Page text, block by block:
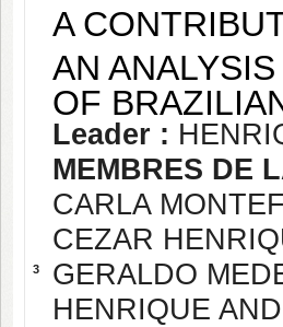
3
A
AN
OF
Leader :
MEMBRES DE
CARLA
CEZAR
GERALDO
HENRIQUE